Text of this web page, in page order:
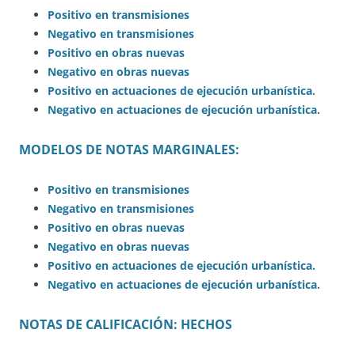
Positivo en transmisiones
Negativo en transmisiones
Positivo en obras nuevas
Negativo en obras nuevas
Positivo en actuaciones de ejecución urbanística.
Negativo en actuaciones de ejecución urbanística.
MODELOS DE NOTAS MARGINALES:
Positivo en transmisiones
Negativo en transmisiones
Positivo en obras nuevas
Negativo en obras nuevas
Positivo en actuaciones de ejecución urbanística.
Negativo en actuaciones de ejecución urbanística.
NOTAS DE CALIFICACIÓN: HECHOS